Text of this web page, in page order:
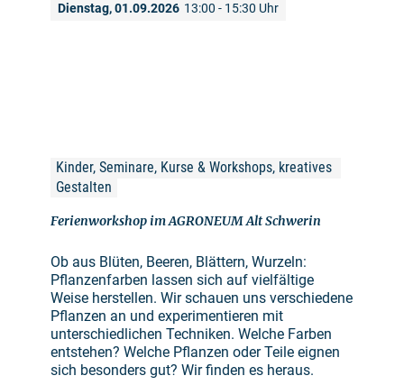
Dienstag, 01.09.2026 13:00 - 15:30 Uhr
Kinder, Seminare, Kurse & Workshops, kreatives
Gestalten
Ferienworkshop im AGRONEUM Alt Schwerin
Ob aus Blüten, Beeren, Blättern, Wurzeln:
Pflanzenfarben lassen sich auf vielfältige
Weise herstellen. Wir schauen uns verschiedene
Pflanzen an und experimentieren mit
unterschiedlichen Techniken. Welche Farben
entstehen? Welche Pflanzen oder Teile eignen
sich besonders gut? Wir finden es heraus.